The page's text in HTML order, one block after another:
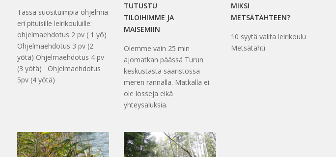
Tässä suosituimpia ohjelmia
eri pituisille leirikouluille:
ohjelmaehdotus 2 pv ( 1 yö)
Ohjelmaehdotus 3 pv (2
yötä) Ohjelmaehdotus 4 pv
(3 yötä) Ohjelmaehdotus
5pv (4 yötä)
TUTUSTU
TILOIHIMME JA
MAISEMIIN
Olemme vain 25 min
ajomatkan päässä Turun
keskustasta saaristossa
meren rannalla. Matkalla ei
ole losseja eikä
yhteysaluksia.
MIKSI
METSÄTÄHTEEN?
10 syytä valita leirikoulu
Metsätähti